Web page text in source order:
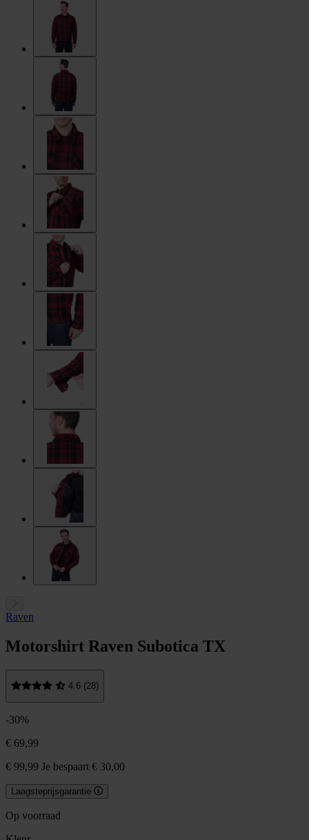
Raven
Motorshirt Raven Subotica TX
4.6 (28)
-30%
€ 69,99
€ 99,99 Je bespaart € 30,00
Laagsteprijsgarantie
Op voorraad